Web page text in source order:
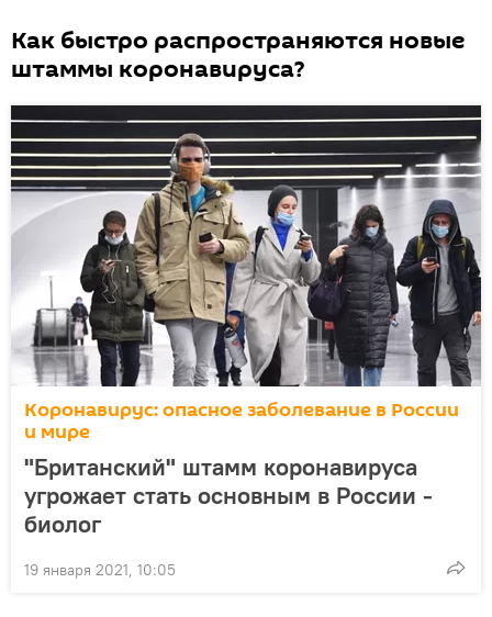
Как быстро распространяются новые
штаммы коронавируса?
Коронавирус: опасное заболевание в России
и мире
"Британский" штамм коронавируса
угрожает стать основным в России -
биолог
19 января 2021, 10:05